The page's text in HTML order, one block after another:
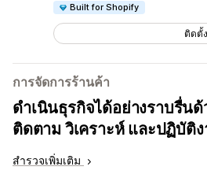
Built for Shopify
ติดตั้ง
การจัดการร้านค้า
ดำเนินธุรกิจได้อย่างราบรื่นด้
ติดตาม วิเคราะห์ และปฏิบัติ
สำรวจเพิ่มเติม